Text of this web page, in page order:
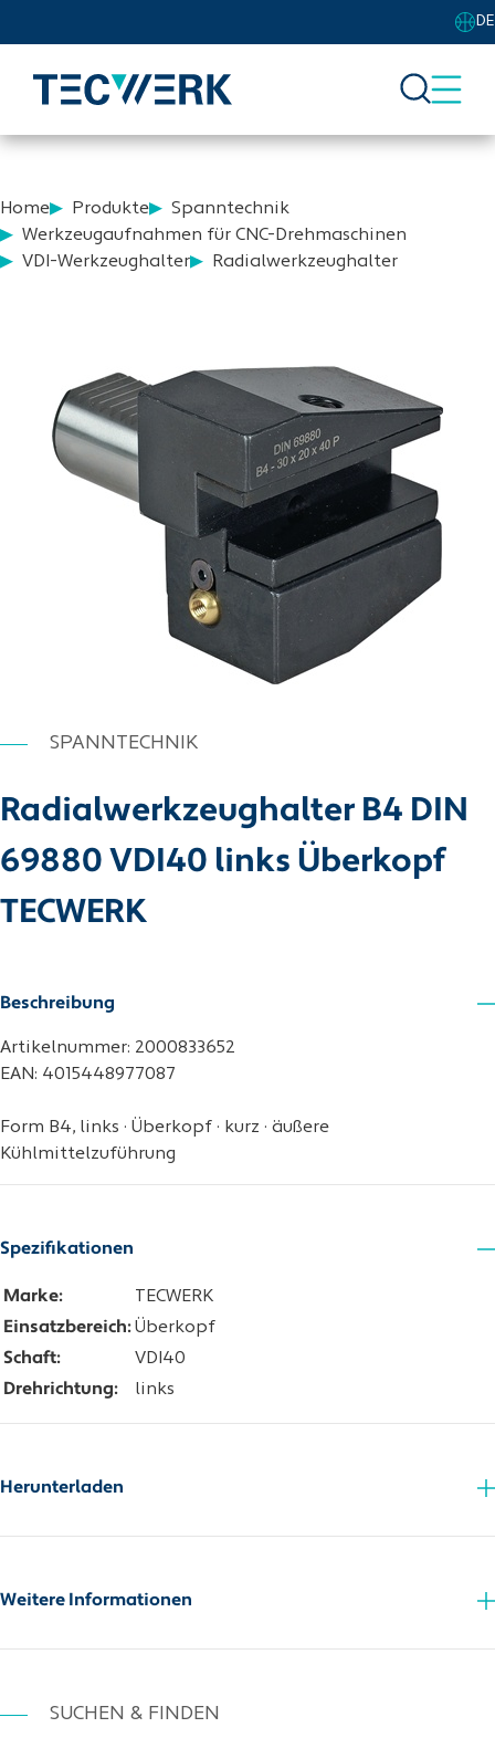
DE
Home Produkte
Spanntechnik
Werkzeugaufnahmen für CNC-Drehmaschinen
VDI-Werkzeughalter
Radialwerkzeughalter
SPANNTECHNIK
Radialwerkzeughalter B4 DIN
69880 VDI40 links Überkopf
TECWERK
Beschreibung
Artikelnummer: 2000833652
EAN: 4015448977087
Form B4, links · Überkopf · kurz · äußere
Kühlmittelzuführung
Spezifikationen
Marke:
TECWERK
Einsatzbereich: Überkopf
Schaft:
VDI40
Drehrichtung:
links
Herunterladen
Zusatzinfo_PDF
Weitere Informationen
SUCHEN & FINDEN